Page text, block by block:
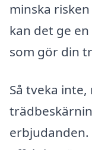
minska
kan det ge
som gör din
Så tveka